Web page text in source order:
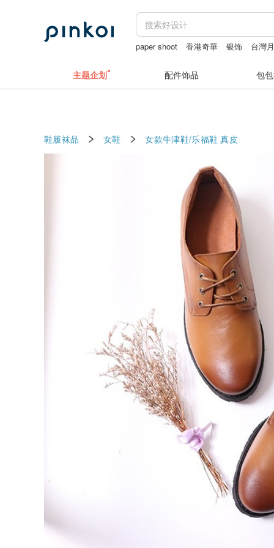
paper shoot 香港奇華 银饰 台灣
主题企划 配件饰品 包
鞋履袜品 女鞋 女款牛津鞋/乐福鞋 真皮